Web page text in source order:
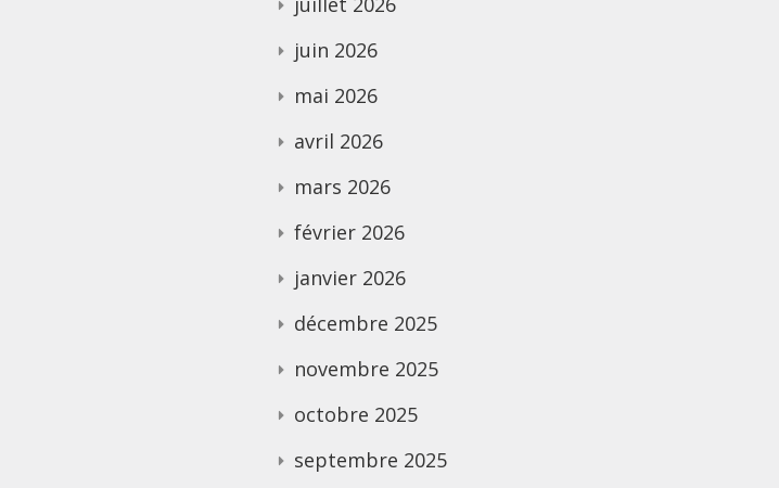
juin 2026
mai 2026
avril 2026
mars 2026
février 2026
janvier 2026
décembre 2025
novembre 2025
octobre 2025
septembre 2025